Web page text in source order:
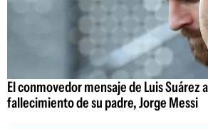
El conmovedor mensaje de Luis Suárez
fallecimiento de su padre, Jorge Messi